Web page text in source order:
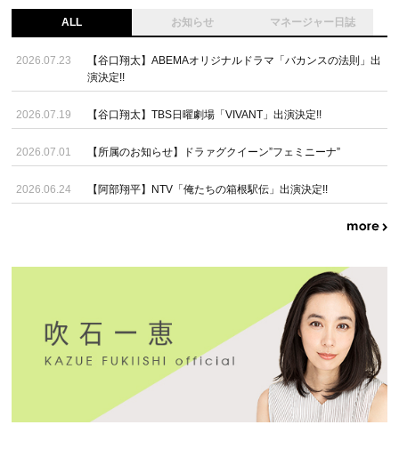
ALL お知らせ マネージャー日誌
2026.07.23
【谷口翔太】ABEMAオリジナルドラマ「バカンスの法則」出
演決定!!
2026.07.19 【谷口翔太】TBS日曜劇場「VIVANT」出演決定!!
2026.07.01 【所属のお知らせ】ドラァグクイーン”フェミニーナ”
2026.06.24 【阿部翔平】NTV「俺たちの箱根駅伝」出演決定!!